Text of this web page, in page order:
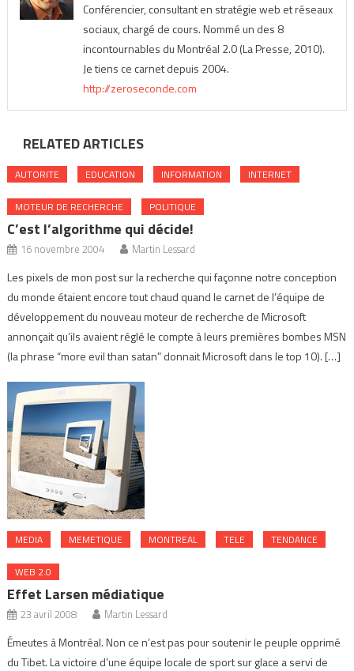
Conférencier, consultant en stratégie web et réseaux
sociaux, chargé de cours. Nommé un des 8
incontournables du Montréal 2.0 (La Presse, 2010).
Je tiens ce carnet depuis 2004.
http://zeroseconde.com
RELATED ARTICLES
AUTORITE EDUCATION INFORMATION INTERNET
MOTEUR DE RECHERCHE POLITIQUE
C’est l’algorithme qui décide!
16 novembre 2004 Martin Lessard
Les pixels de mon post sur la recherche qui façonne notre conception
du monde étaient encore tout chaud quand le carnet de l’équipe de
développement du nouveau moteur de recherche de Microsoft
annonçait qu’ils avaient réglé le compte à leurs premières bombes MSN
(la phrase “more evil than satan” donnait Microsoft dans le top 10). […]
MEDIA MEMETIQUE MONTREAL TELE TENDANCE
WEB 2.0
Effet Larsen médiatique
23 avril 2008 Martin Lessard
Émeutes à Montréal. Non ce n’est pas pour soutenir le peuple opprimé
du Tibet. La victoire d’une équipe locale de sport sur glace a servi de